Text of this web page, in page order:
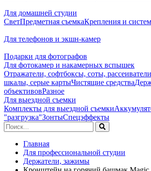
Для домашней студии
СветПредметная съемкаКрепления и
Для телефонов и экшн-камер
Подарки для фотографов
Для фотокамер и накамерных вспышек
Отражатели, софтбоксы, соты,
шкалы, серые картыЧистящие средства
объективовРазное
Для выездной съемки
Комплекты для выездной съемки
"разгрузка"ЗонтыСпецэффекты
Главная
Для профессиональной студии
Держатели, зажимы